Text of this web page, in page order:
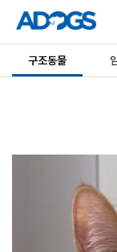
구조동물